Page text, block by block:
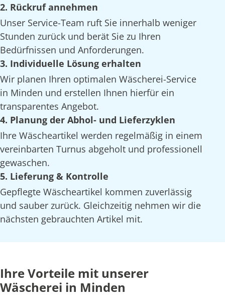
2. Rückruf annehmen
Unser Service-Team ruft Sie innerhalb weniger
Stunden zurück und berät Sie zu Ihren
Bedürfnissen und Anforderungen.
3. Individuelle Lösung erhalten
Wir planen Ihren optimalen Wäscherei-Service
in Minden und erstellen Ihnen hierfür ein
transparentes Angebot.
4. Planung der Abhol- und Lieferzyklen
Ihre Wäscheartikel werden regelmäßig in einem
vereinbarten Turnus abgeholt und professionell
gewaschen.
5. Lieferung & Kontrolle
Gepflegte Wäscheartikel kommen zuverlässig
und sauber zurück. Gleichzeitig nehmen wir die
nächsten gebrauchten Artikel mit.
Ihre Vorteile mit unserer
Wäscherei in Minden